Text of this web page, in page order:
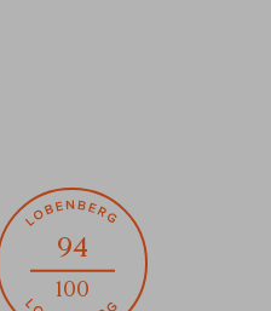
94
100